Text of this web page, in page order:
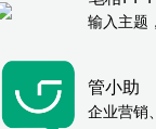
输入主题
管小助
企业营销